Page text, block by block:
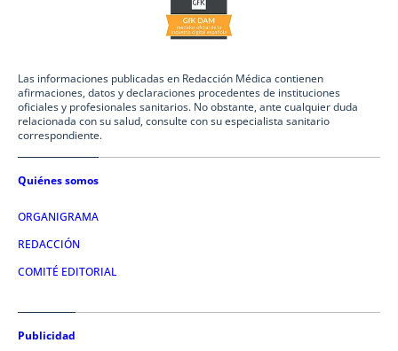
Las informaciones publicadas en Redacción Médica contienen
afirmaciones, datos y declaraciones procedentes de instituciones
oficiales y profesionales sanitarios. No obstante, ante cualquier duda
relacionada con su salud, consulte con su especialista sanitario
correspondiente.
Quiénes somos
ORGANIGRAMA
REDACCIÓN
COMITÉ EDITORIAL
Publicidad